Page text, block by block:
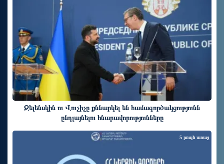
Զելենսկին ու Վուչիչը քննարկել են համագործակցությունն
ընդլայնելու հնարավորությունները
5 րոպե առաջ